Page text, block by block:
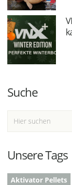
Suche
Unsere Tags
Aktivator Pellets